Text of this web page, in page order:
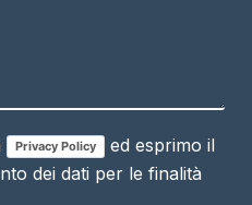
Privacy Policy
ed esprimo il
dei dati per le finalità